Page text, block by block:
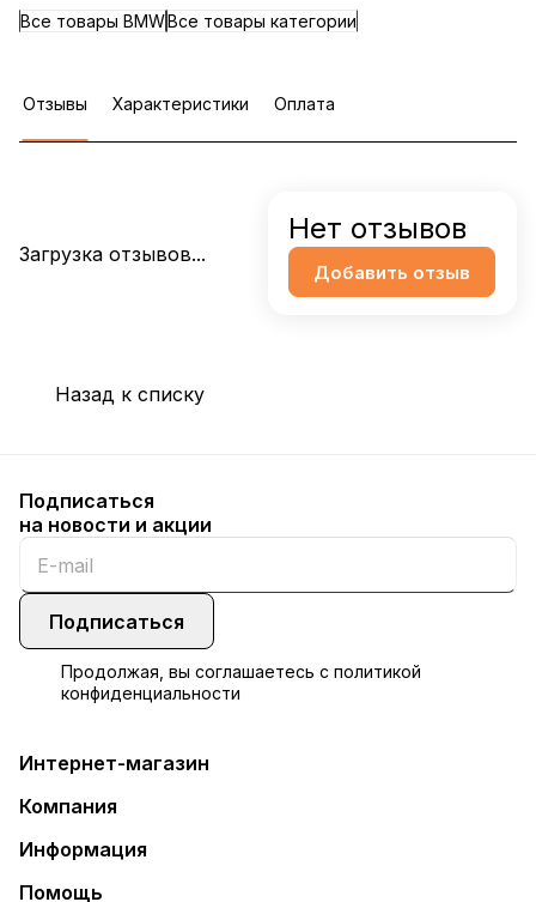
Все товары BMWВсе товары категории
Отзывы Характеристики Оплата
Загрузка отзывов...
Нет отзывов
Добавить отзыв
Назад к списку
Подписаться
на новости и акции
Подписаться
Продолжая, вы соглашаетесь с политикой
конфиденциальности
Интернет-магазин
Компания
Информация
Помощь